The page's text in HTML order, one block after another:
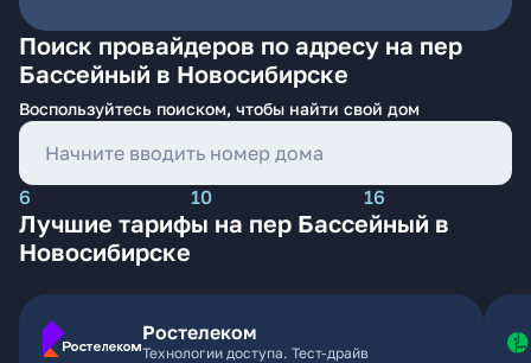
Поиск провайдеров по адресу на пер
Бассейный в Новосибирске
Воспользуйтесь поиском, чтобы найти свой дом
6 10 16
Лучшие тарифы на пер Бассейный в
Новосибирске
Ростелеком
Технологии доступа. Тест-драйв